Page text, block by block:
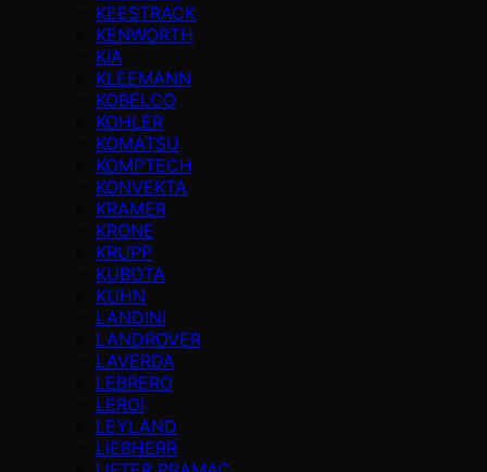
KEESTRACK
KENWORTH
KIA
KLEEMANN
KOBELCO
KOHLER
KOMATSU
KOMPTECH
KONVEKTA
KRAMER
KRONE
KRUPP
KUBOTA
KUHN
LANDINI
LANDROVER
LAVERDA
LEBRERO
LEROI
LEYLAND
LIEBHERR